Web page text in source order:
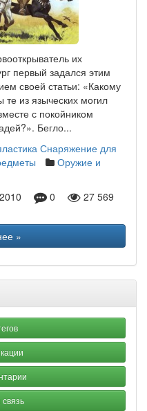
их
первый задался этим
своей статьи: «Какому
из языческих могил
с покойником
Бегло...
Снаряжение для
Оружие и
0 27 569
»